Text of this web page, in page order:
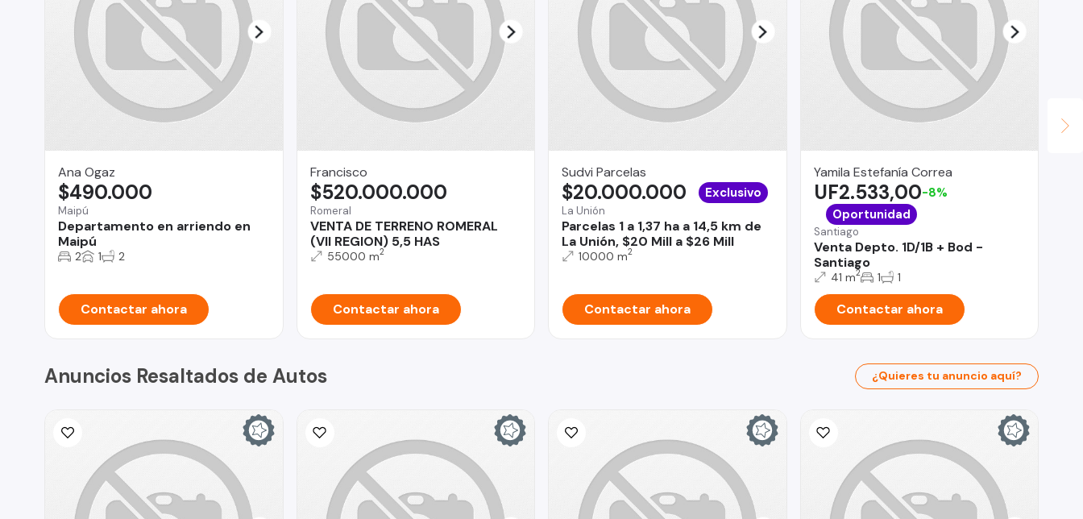
Ana Ogaz
Maipú
Departamento en arriendo en
Maipú
$490.000
2 1 2
Contactar ahora
Francisco
Romeral
VENTA DE TERRENO ROMERAL
(VII REGION) 5,5 HAS
$520.000.000
55000 m2
Contactar ahora
Sudvi Parcelas
La Unión
Parcelas 1 a 1,37 ha a 14,5 km de
La Unión, $20 Mill a $26 Mill
$20.000.000 Exclusivo
10000 m2
Contactar ahora
Yamila Estefanía Correa
Santiago
Venta Depto. 1D/1B + Bod -
Santiago
UF2.533,00-8%
Oportunidad
41 m2 1 1
Contactar ahora
Anuncios Resaltados de Autos ¿Quieres tu anuncio aquí?